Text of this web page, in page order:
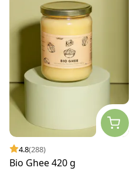
4.8(288)
Bio Ghee 420 g